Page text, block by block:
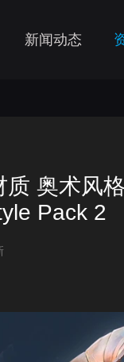
新闻动态
质 奥术风
Pack 2